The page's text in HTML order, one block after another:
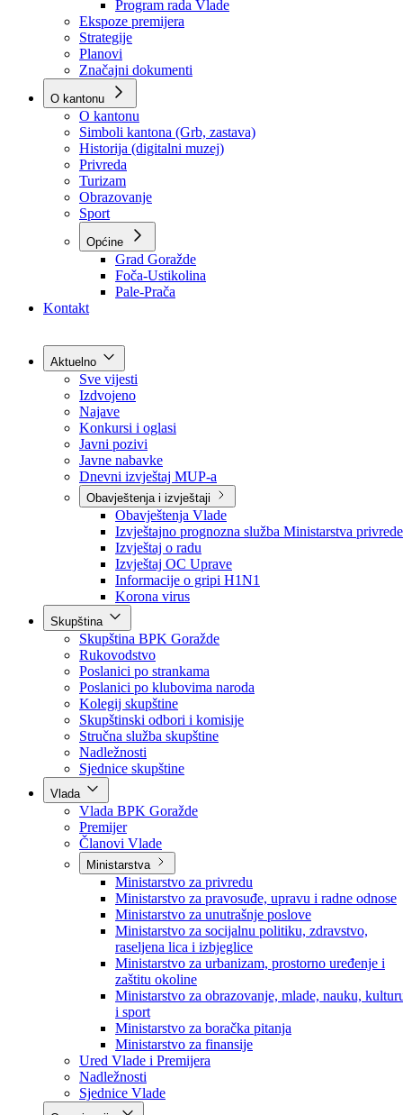
Vlada
Poslovnik
Program rada Vlade
Ekspoze premijera
Strategije
Planovi
Značajni dokumenti
O kantonu
O kantonu
Simboli kantona (Grb, zastava)
Historija (digitalni muzej)
Privreda
Turizam
Obrazovanje
Sport
Općine
Kontakt
Aktuelno
Sve vijesti
Izdvojeno
Najave
Konkursi i oglasi
Javni pozivi
Javne nabavke
Dnevni izvještaj MUP-a
Obavještenja i izvještaji
Obavještenja Vlade
Izvještajno prognozna služba Ministarstva privrede
Izvještaj o radu
Izvještaj OC Uprave
Informacije o gripi H1N1
Korona virus
Skupština
Skupština BPK Goražde
Rukovodstvo
Poslanici po strankama
Poslanici po klubovima naroda
Kolegij skupštine
Skupštinski odbori i komisije
Stručna služba skupštine
Nadležnosti
Sjednice skupštine
Vlada
Vlada BPK Goražde
Premijer
Članovi Vlade
Ministarstva
Ministarstvo za privredu
Ministarstvo za pravosuđe, upravu i radne odnose
Ministarstvo za unutrašnje poslove
Ministarstvo za socijalnu politiku, zdravstvo,
raseljena lica i izbjeglice
Ministarstvo za urbanizam, prostorno uređenje i
zaštitu okoline
Ministarstvo za obrazovanje, mlade, nauku,
i sport
Ministarstvo za boračka pitanja
Ministarstvo za finansije
Ured Vlade i Premijera